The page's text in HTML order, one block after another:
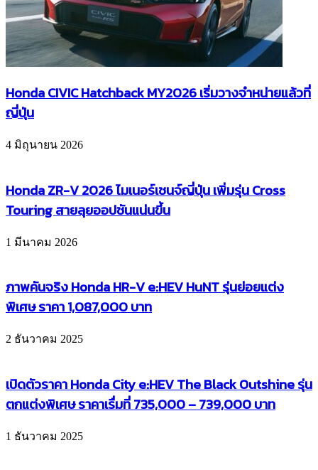
Honda CIVIC Hatchback MY2026 เริ่มวางจำหน่ายแล้วที่
ญี่ปุ่น
4 มิถุนายน 2026
Honda ZR-V 2026 ไมเนอร์เชนจ์ญี่ปุ่น เพิ่มรุ่น Cross
Touring สายลุยออปชันแน่นขึ้น
1 มีนาคม 2026
ภาพคันจริง Honda HR-V e:HEV HuNT รุ่นย่อยแต่ง
พิเศษ ราคา 1,087,000 บาท
2 ธันวาคม 2025
เปิดตัวราคา Honda City e:HEV The Black Outshine รุ่น
ตกแต่งพิเศษ ราคาเรื่มที่ 735,000 – 739,000 บาท
1 ธันวาคม 2025